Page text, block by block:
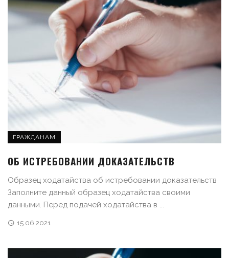
ГРАЖДАНАМ
ОБ ИСТРЕБОВАНИИ ДОКАЗАТЕЛЬСТВ
Образец ходатайства об истребовании доказательств
Заполните данный образец ходатайства своими
данными. Перед подачей ходатайства в ...
15.06.2021